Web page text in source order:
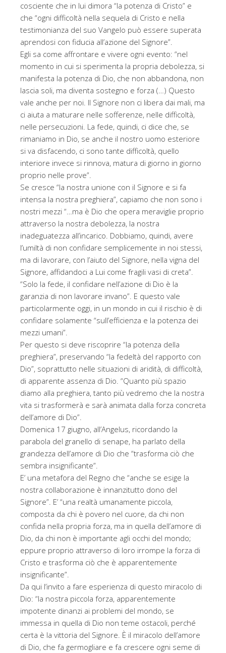
cosciente che in lui dimora “la potenza di Cristo” e
che “ogni difficoltà nella sequela di Cristo e nella
testimonianza del suo Vangelo può essere superata
aprendosi con fiducia all’azione del Signore”.
Egli sa come affrontare e vivere ogni evento: “nel
momento in cui si sperimenta la propria debolezza, si
manifesta la potenza di Dio, che non abbandona, non
lascia soli, ma diventa sostegno e forza (…) Questo
vale anche per noi. Il Signore non ci libera dai mali, ma
ci aiuta a maturare nelle sofferenze, nelle difficoltà,
nelle persecuzioni. La fede, quindi, ci dice che, se
rimaniamo in Dio, se anche il nostro uomo esteriore
si va disfacendo, ci sono tante difficoltà, quello
interiore invece si rinnova, matura di giorno in giorno
proprio nelle prove”.
Se cresce “la nostra unione con il Signore e si fa
intensa la nostra preghiera”, capiamo che non sono i
nostri mezzi “…ma è Dio che opera meraviglie proprio
attraverso la nostra debolezza, la nostra
inadeguatezza all’incarico. Dobbiamo, quindi, avere
l’umiltà di non confidare semplicemente in noi stessi,
ma di lavorare, con l’aiuto del Signore, nella vigna del
Signore, affidandoci a Lui come fragili vasi di creta”.
“Solo la fede, il confidare nell’azione di Dio è la
garanzia di non lavorare invano”. E questo vale
particolarmente oggi, in un mondo in cui il rischio è di
confidare solamente “sull’efficienza e la potenza dei
mezzi umani”.
Per questo si deve riscoprire “la potenza della
preghiera”, preservando “la fedeltà del rapporto con
Dio”, soprattutto nelle situazioni di aridità, di difficoltà,
di apparente assenza di Dio. “Quanto più spazio
diamo alla preghiera, tanto più vedremo che la nostra
vita si trasformerà e sarà animata dalla forza concreta
dell’amore di Dio”.
Domenica 17 giugno, all’Angelus, ricordando la
parabola del granello di senape, ha parlato della
grandezza dell’amore di Dio che “trasforma ciò che
sembra insignificante”.
E’ una metafora del Regno che “anche se esige la
nostra collaborazione è innanzitutto dono del
Signore”. E’ “una realtà umanamente piccola,
composta da chi è povero nel cuore, da chi non
confida nella propria forza, ma in quella dell’amore di
Dio, da chi non è importante agli occhi del mondo;
eppure proprio attraverso di loro irrompe la forza di
Cristo e trasforma ciò che è apparentemente
insignificante”.
Da qui l’invito a fare esperienza di questo miracolo di
Dio: “la nostra piccola forza, apparentemente
impotente dinanzi ai problemi del mondo, se
immessa in quella di Dio non teme ostacoli, perché
certa è la vittoria del Signore. È il miracolo dell’amore
di Dio, che fa germogliare e fa crescere ogni seme di